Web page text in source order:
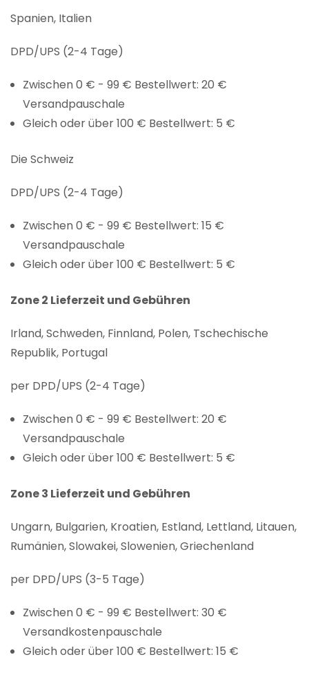
Spanien, Italien
DPD/UPS (2-4 Tage)
Zwischen 0 € - 99 € Bestellwert: 20 €
Versandpauschale
Gleich oder über 100 € Bestellwert: 5 €
Die Schweiz
DPD/UPS (2-4 Tage)
Zwischen 0 € - 99 € Bestellwert: 15 €
Versandpauschale
Gleich oder über 100 € Bestellwert: 5 €
Zone 2 Lieferzeit und Gebühren
Irland, Schweden, Finnland, Polen, Tschechische
Republik, Portugal
per DPD/UPS (2-4 Tage)
Zwischen 0 € - 99 € Bestellwert: 20 €
Versandpauschale
Gleich oder über 100 € Bestellwert: 5 €
Zone 3 Lieferzeit und Gebühren
Ungarn, Bulgarien, Kroatien, Estland, Lettland, Litauen,
Rumänien, Slowakei, Slowenien, Griechenland
per DPD/UPS (3-5 Tage)
Zwischen 0 € - 99 € Bestellwert: 30 €
Versandkostenpauschale
Gleich oder über 100 € Bestellwert: 15 €